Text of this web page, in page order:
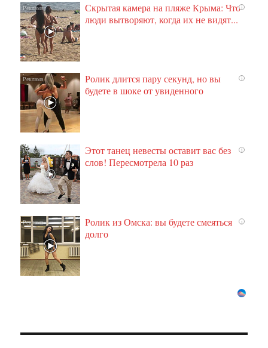
i
Скрытая камера на пляже Крыма: Что
люди вытворяют, когда их не видят...
i
Ролик длится пару секунд, но вы
будете в шоке от увиденного
i
Этот танец невесты оставит вас без
слов! Пересмотрела 10 раз
i
Ролик из Омска: вы будете смеяться
долго